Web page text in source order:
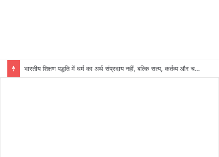
भारतीय शिक्षण पद्धति में धर्म का अर्थ संप्रदाय नहीं, बल्कि सत्य, कर्तव्य और चरित्र निर्माण है: विजय प्रकाश